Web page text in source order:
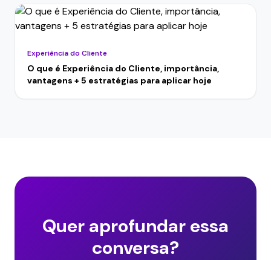
Experiência do Cliente
O que é Experiência do Cliente, importância,
vantagens + 5 estratégias para aplicar hoje
Quer aprofundar essa
conversa?